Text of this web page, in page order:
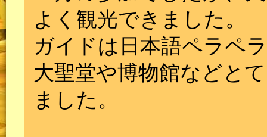
よく観光できました。
ガイドは日本語ペラペ
大聖堂や博物館などと
ました。